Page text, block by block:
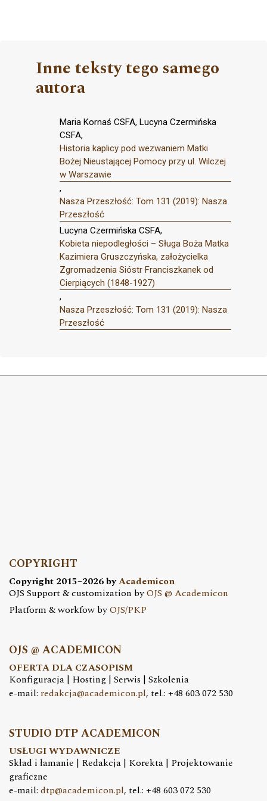
Inne teksty tego samego
autora
Maria Kornaś CSFA, Lucyna Czermińska
CSFA,
Historia kaplicy pod wezwaniem Matki
Bożej Nieustającej Pomocy przy ul. Wilczej
w Warszawie
,
Nasza Przeszłość: Tom 131 (2019): Nasza
Przeszłość
Lucyna Czermińska CSFA,
Kobieta niepodległości – Sługa Boża Matka
Kazimiera Gruszczyńska, założycielka
Zgromadzenia Sióstr Franciszkanek od
Cierpiących (1848-1927)
,
Nasza Przeszłość: Tom 131 (2019): Nasza
Przeszłość
COPYRIGHT
Copyright 2015–2026 byAcademicon
OJS Support & customization byOJS @ Academicon
Platform & workfow byOJS/PKP
OJS @ ACADEMICON
OFERTA DLA CZASOPISM
Konfiguracja | Hosting | Serwis | Szkolenia
e-mail: redakcja@academicon.pl, tel.: +48 603 072 530
STUDIO DTP ACADEMICON
USŁUGI WYDAWNICZE
Skład i łamanie | Redakcja | Korekta | Projektowanie
graficzne
e-mail: dtp@academicon.pl, tel.: +48 603 072 530